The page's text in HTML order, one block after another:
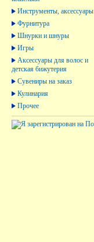
Инструменты, аксессуары
Фурнитура
Шнурки и шнуры
Игры
Аксессуары для волос и
детская бижутерия
Сувениры на заказ
Кулинария
Прочее